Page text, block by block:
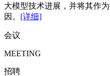
大模型技术进展，并将其作
因。 [详细]
会议
MEETING
招聘